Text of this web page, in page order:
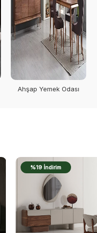
Ahşap Yemek Odası
%19 İndirim